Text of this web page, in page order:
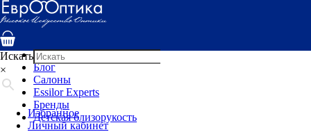
Услуги
Специалисты
Детская оптика
Блог
Салоны
Essilor Experts
Бренды
Детская близорукость
Искать
×
Избранное
Личный кабинет